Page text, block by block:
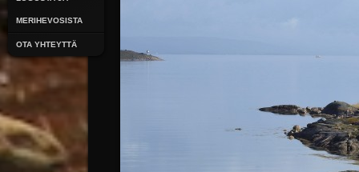
MERIHEVOSISTA
OTA YHTEYTTÄ